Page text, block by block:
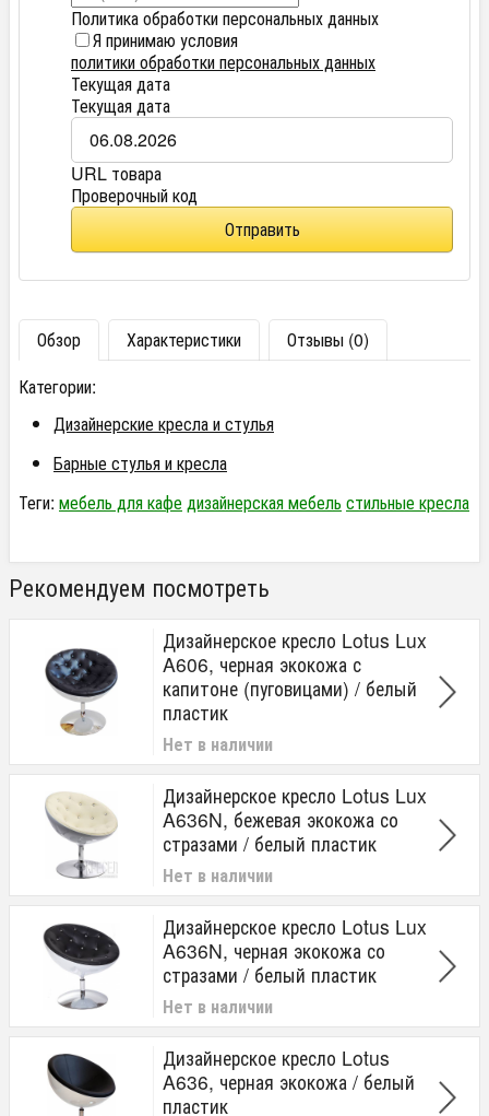
Политика обработки персональных данных
Я принимаю условия
политики обработки персональных данных
Текущая дата
Текущая дата
URL товара
Проверочный код
Отправить
Обзор Характеристики
Отзывы (0)
Категории:
Дизайнерские кресла и стулья
Барные стулья и кресла
Теги: мебель для кафедизайнерская мебель стильные кресла
Рекомендуем посмотреть
Дизайнерское кресло Lotus Lux
A606, черная экокожа с
капитоне (пуговицами) / белый
пластик
Нет в наличии
Дизайнерское кресло Lotus Lux
A636N, бежевая экокожа со
стразами / белый пластик
Нет в наличии
Дизайнерское кресло Lotus Lux
A636N, черная экокожа со
стразами / белый пластик
Нет в наличии
Дизайнерское кресло Lotus
A636, черная экокожа / белый
пластик